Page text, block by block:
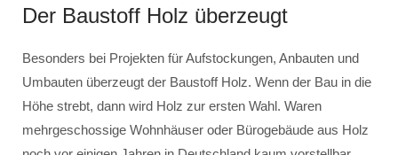
Der Baustoff Holz überzeugt
Besonders bei Projekten für Aufstockungen, Anbauten und
Umbauten überzeugt der Baustoff Holz. Wenn der Bau in die
Höhe strebt, dann wird Holz zur ersten Wahl. Waren
mehrgeschossige Wohnhäuser oder Bürogebäude aus Holz